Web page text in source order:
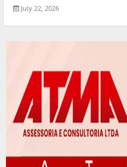
July 22, 2026